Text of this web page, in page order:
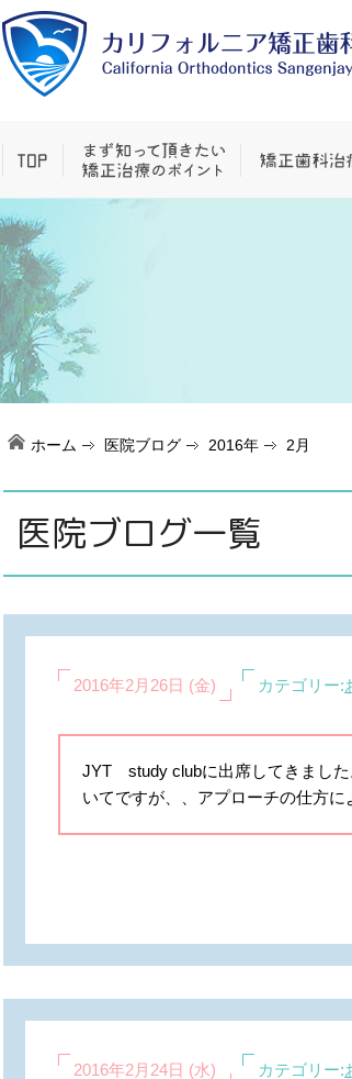
ホーム 医院ブログ 2016年 2月
医院ブログ一覧
2016年2月26日 (金) カテゴリー:
JYT study clubに出席してきまし
いてですが、、アプローチの仕方に
2016年2月24日 (水) カテゴリー: